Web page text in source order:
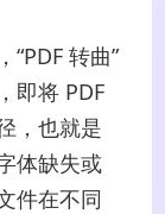
转曲”
即将 PDF
，也就是
体缺失或
件在不同